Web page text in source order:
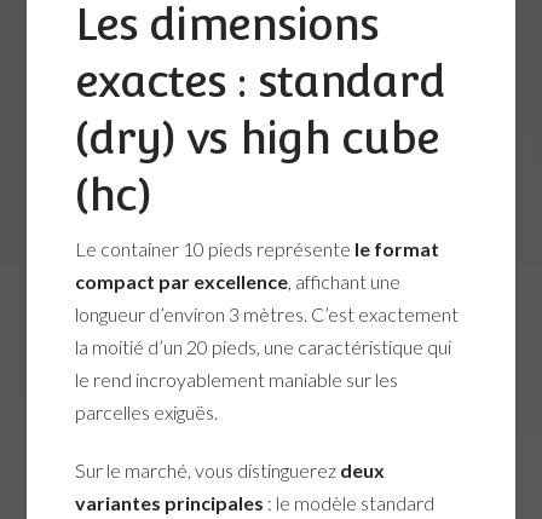
Les dimensions
exactes : standard
(dry) vs high cube
(hc)
Le container 10 pieds représente le format
compact par excellence, affichant une
longueur d’environ 3 mètres. C’est exactement
la moitié d’un 20 pieds, une caractéristique qui
le rend incroyablement maniable sur les
parcelles exiguës.
Sur le marché, vous distinguerez deux
variantes principales : le modèle standard